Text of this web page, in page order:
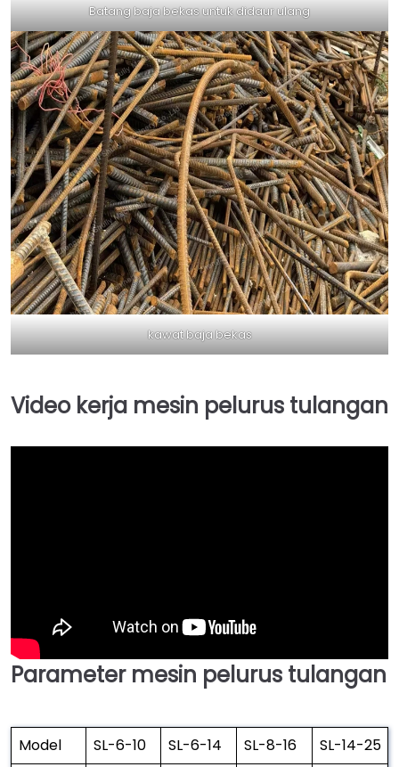
Batang baja bekas untuk didaur ulang
kawat baja bekas
Video kerja mesin pelurus tulangan
Parameter mesin pelurus tulangan
Model SL-6-10 SL-6-14 SL-8-16
SL-14-25